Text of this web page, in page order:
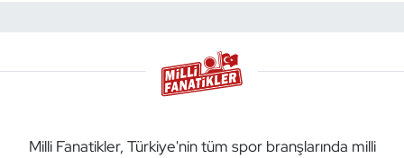
Milli Fanatikler, Türkiye'nin tüm spor branşlarında milli